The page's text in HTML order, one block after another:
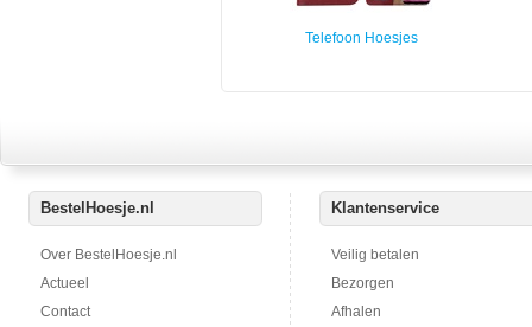
Telefoon Hoesjes
BestelHoesje.nl
Over BestelHoesje.nl
Actueel
Contact
Klantenservice
Veilig betalen
Bezorgen
Afhalen